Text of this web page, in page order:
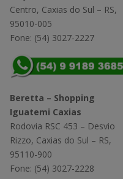
Centro, Caxias do Sul – RS,
95010-005
Fone: (54) 3027-2227
Beretta – Shopping
Iguatemi Caxias
Rodovia RSC 453 – Desvio
Rizzo, Caxias do Sul – RS,
95110-900
Fone: (54) 3027-2228